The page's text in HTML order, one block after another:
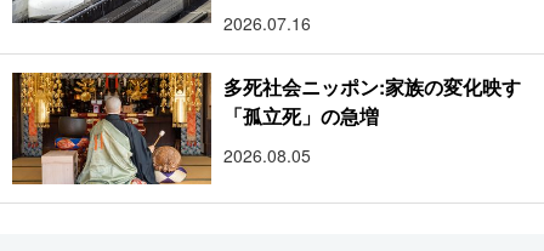
2026.07.16
多死社会ニッポン:家族の変化映す
「孤立死」の急増
2026.08.05